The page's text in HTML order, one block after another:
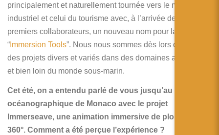
principalement et naturellement tournée vers le monde
industriel et celui du tourisme avec, à l’arrivée de mes 3
premiers collaborateurs, un nouveau nom pour la société
“ Immersion Tools”. Nous nous sommes dès lors ouverts à
des projets divers et variés dans des domaines autres que
et bien loin du monde sous-marin.
Cet été, on a entendu parlé de vous jusqu’au musée
océanographique de Monaco avec le projet
Immerseave, une animation immersive de plongée à
360°. Comment a été perçue l’expérience ?